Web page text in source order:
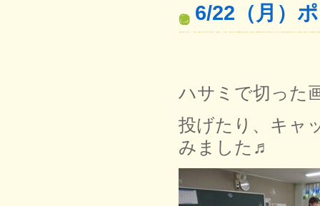
6/22（月）
ハサミで切った
投げたり、キャ
みました♬